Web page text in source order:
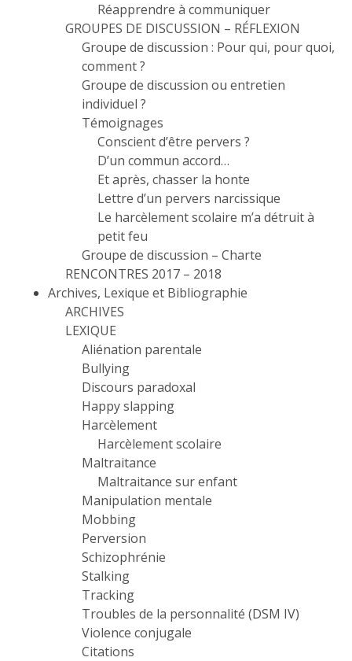
Réapprendre à communiquer
GROUPES DE DISCUSSION – RÉFLEXION
Groupe de discussion : Pour qui, pour quoi,
comment ?
Groupe de discussion ou entretien
individuel ?
Témoignages
Conscient d’être pervers ?
D’un commun accord…
Et après, chasser la honte
Lettre d’un pervers narcissique
Le harcèlement scolaire m’a détruit à
petit feu
Groupe de discussion – Charte
RENCONTRES 2017 – 2018
Archives, Lexique et Bibliographie
ARCHIVES
LEXIQUE
Aliénation parentale
Bullying
Discours paradoxal
Happy slapping
Harcèlement
Harcèlement scolaire
Maltraitance
Maltraitance sur enfant
Manipulation mentale
Mobbing
Perversion
Schizophrénie
Stalking
Tracking
Troubles de la personnalité (DSM IV)
Violence conjugale
Citations